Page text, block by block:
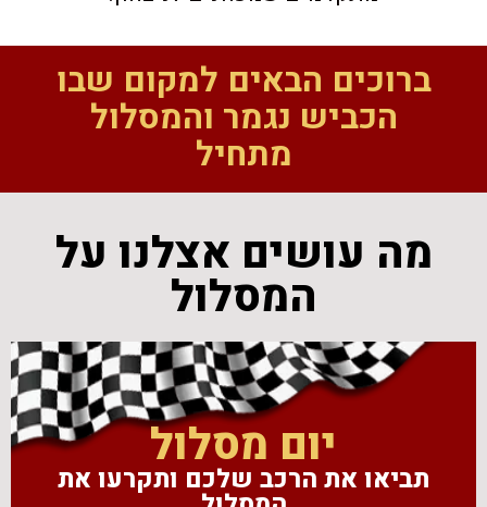
ברוכים הבאים למקום שבו
הכביש נגמר והמסלול
מתחיל
מה עושים אצלנו על
המסלול
יום מסלול
תביאו את הרכב שלכם ותקרעו את